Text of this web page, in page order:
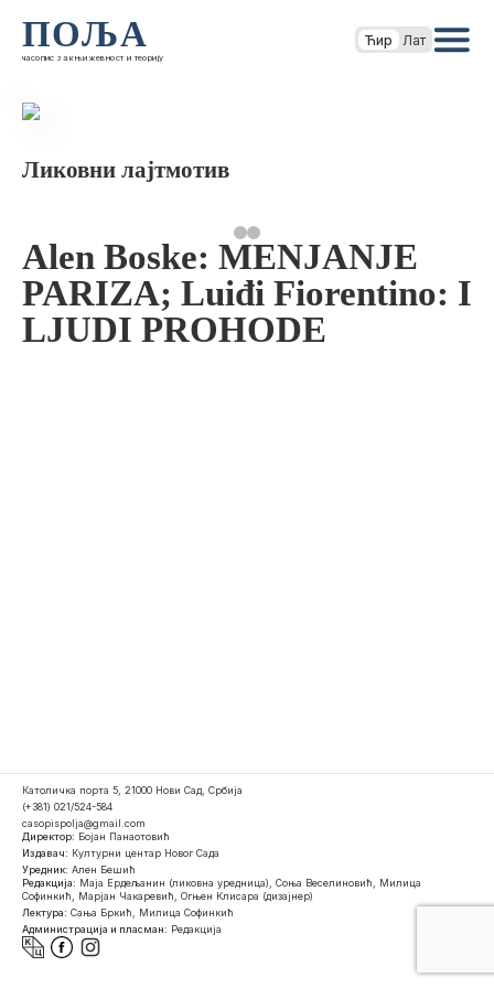
ПОЉА
часопис за књижевност и теорију
Ћир Лат
Ликовни лајтмотив
Alen Boske: MENJANJE
PARIZA; Luiđi Fiorentino: I
LJUDI PROHODE
Католичка порта 5, 21000 Нови Сад, Србија
(+381) 021/524-584
casopispolja@gmail.com
Директор: Бојан Панаотовић
Издавач: Културни центар Новог Сада
Уредник: Ален Бешић
Редакција: Маја Ердељанин (ликовна уредница), Соња Веселиновић, Милица
Софинкић, Марјан Чакаревић, Огњен Клисара (дизајнер)
Лектура: Сања Бркић, Милица Софинкић
Администрација и пласман: Редакција